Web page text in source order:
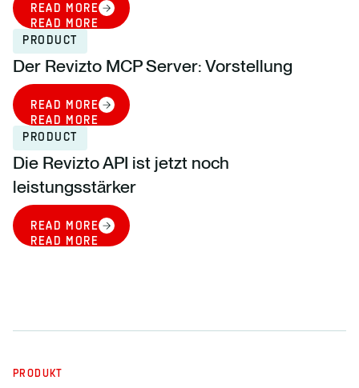
READ MORE
READ MORE
PRODUCT
Der Revizto MCP Server: Vorstellung
READ MORE
READ MORE
PRODUCT
Die Revizto API ist jetzt noch
leistungsstärker
READ MORE
READ MORE
PRODUKT